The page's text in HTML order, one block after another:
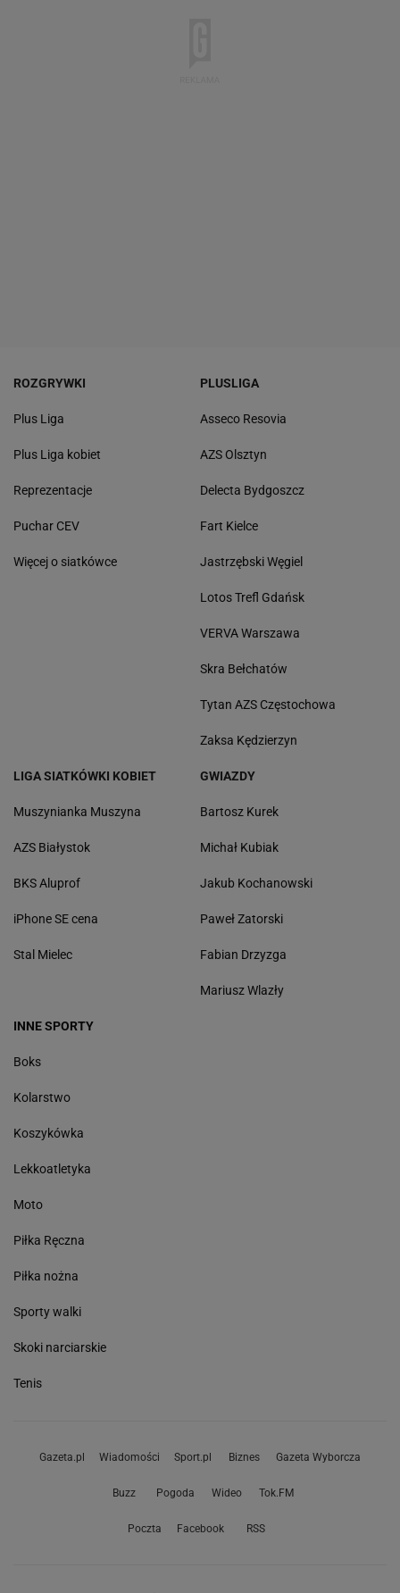
ROZGRYWKI
Plus Liga
Plus Liga kobiet
Reprezentacje
Puchar CEV
Więcej o siatkówce
PLUSLIGA
Asseco Resovia
AZS Olsztyn
Delecta Bydgoszcz
Fart Kielce
Jastrzębski Węgiel
Lotos Trefl Gdańsk
VERVA Warszawa
Skra Bełchatów
Tytan AZS Częstochowa
Zaksa Kędzierzyn
LIGA SIATKÓWKI KOBIET
Muszynianka Muszyna
AZS Białystok
BKS Aluprof
iPhone SE cena
Stal Mielec
GWIAZDY
Bartosz Kurek
Michał Kubiak
Jakub Kochanowski
Paweł Zatorski
Fabian Drzyzga
Mariusz Wlazły
INNE SPORTY
Boks
Kolarstwo
Koszykówka
Lekkoatletyka
Moto
Piłka Ręczna
Piłka nożna
Sporty walki
Skoki narciarskie
Tenis
Gazeta.pl Wiadomości Sport.pl Biznes Gazeta Wyborcza
Buzz Pogoda Wideo Tok.FM
Poczta Facebook RSS